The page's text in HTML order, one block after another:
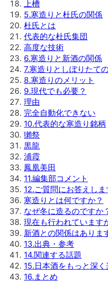
上槽
5.寒造りと杜氏の関係
杜氏とは
代表的な杜氏集団
高度な技術
6.寒造りと新酒の関係
7.寒造りとしぼりたて
8.寒造りのメリット
9.現代でも必要？
理由
完全自動化できない
10.代表的な寒造り銘柄
獺祭
黒龍
浦霞
鳳凰美田
11.編集部コメント
12.ご質問にお答えしま
寒造りとは何ですか？
なぜ冬に造るのですか
現在も行われています
新酒との関係はありま
13.出典・参考
14.関連する話題
15.日本酒をもっと深
16. まとめ